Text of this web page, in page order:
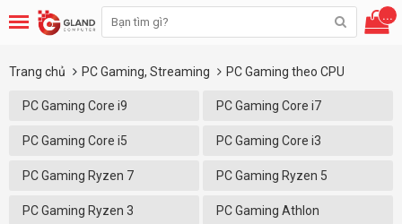
...
Trang chủ PC Gaming, Streaming PC Gaming theo CPU
PC Gaming Core i9 PC Gaming Core i7
PC Gaming Core i5 PC Gaming Core i3
PC Gaming Ryzen 7 PC Gaming Ryzen 5
PC Gaming Ryzen 3 PC Gaming Athlon